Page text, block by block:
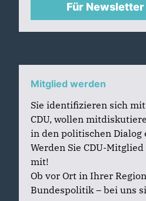
Für
Mitglied werden
Sie identifizieren sich
CDU, wollen
in den politischen Dialog
Werden Sie CDU-
mit!
Ob vor Ort in Ihrer
Bundespolitik – bei uns